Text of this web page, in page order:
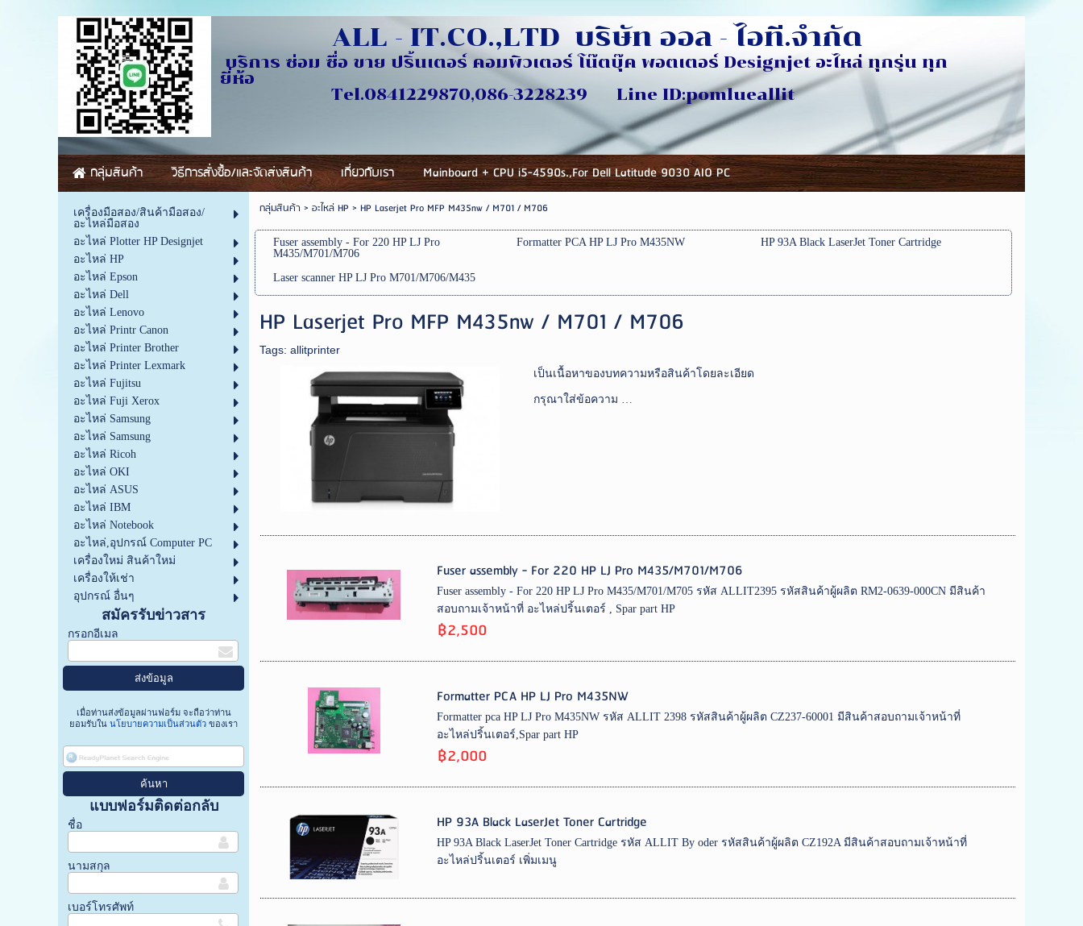
ALL - IT.CO.,LTD บริษัท ออล - ไอที.จำกัด
บริการ ซ่อม ซื่อ ขาย ปริ้นเตอร์ คอมพิวเตอร์ โน๊ตบุ๊ค พอตเตอร์ Designjet อะไหล่ ทุกรุ่น ทุก
ยี่ห้อ
Tel.0841229870,086-3228239 Line ID:pomlueallit
กลุ่มสินค้า วิธีการสั่งซื้อ/และจัดส่งสินค้า เกี่ยวกับเรา Mainboard + CPU i5-4590s.,For Dell Latitude 9030 AIO PC
เครื่องมือสอง/สินค้ามือสอง/
อะไหล่มือสอง
อะไหล่ Plotter HP Designjet
อะไหล่ HP
อะไหล่ Epson
อะไหล่ Dell
อะไหล่ Lenovo
อะไหล่ Printr Canon
อะไหล่ Printer Brother
อะไหล่ Printer Lexmark
อะไหล่ Fujitsu
อะไหล่ Fuji Xerox
อะไหล่ Samsung
อะไหล่ Samsung
อะไหล่ Ricoh
อะไหล่ OKI
อะไหล่ ASUS
อะไหล่ IBM
อะไหล่ Notebook
อะไหล่,อุปกรณ์ Computer PC
เครื่องใหม่ สินค้าใหม่
เครื่องให้เช่า
อุปกรณ์ อื่นๆ
สมัครรับข่าวสาร
กรอกอีเมล
เมื่อท่านส่งข้อมูลผ่านฟอร์ม จะถือว่าท่าน
ยอมรับใน นโยบายความเป็นส่วนตัวของเรา
แบบฟอร์มติดต่อกลับ
ชื่อ
นามสกุล
เบอร์โทรศัพท์
กลุ่มสินค้า > อะไหล่ HP> HP Laserjet Pro MFP M435nw / M701 / M706
Fuser assembly - For 220 HP LJ Pro
M435/M701/M706
Formatter PCA HP LJ Pro M435NW HP 93A Black LaserJet Toner Cartridge
Laser scanner HP LJ Pro M701/M706/M435
HP Laserjet Pro MFP M435nw / M701 / M706
Tags:allitprinter
เป็นเนื้อหาของบทความหรือสินค้าโดยละเอียด
กรุณาใส่ข้อความ …
Fuser assembly - For 220 HP LJ Pro M435/M701/M706
Fuser assembly - For 220 HP LJ Pro M435/M701/M705 รหัส ALLIT2395 รหัสสินค้าผู้ผลิต RM2-0639-000CN มีสินค้า
สอบถามเจ้าหน้าที่ อะไหล่ปริ้นเตอร์ , Spar part HP
฿2,500
Formatter PCA HP LJ Pro M435NW
Formatter pca HP LJ Pro M435NW รหัส ALLIT 2398 รหัสสินค้าผู้ผลิต CZ237-60001 มีสินค้าสอบถามเจ้าหน้าที่
อะไหล่ปริ้นเตอร์,Spar part HP
฿2,000
HP 93A Black LaserJet Toner Cartridge
HP 93A Black LaserJet Toner Cartridge รหัส ALLIT By oder รหัสสินค้าผู้ผลิต CZ192A มีสินค้าสอบถามเจ้าหน้าที่
อะไหล่ปริ้นเตอร์ เพิ่มเมนู